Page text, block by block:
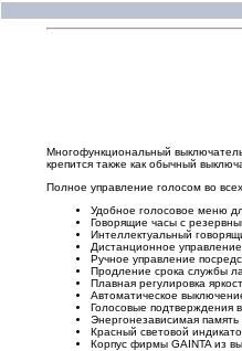
Многофункциональный
крепится также как обычный
Полное управление голосом во
Удобное голосовое меню
Говорящие часы с
Интеллектуальный
Дистанционное
Ручное управление
Продление срока службы
Плавная регулировка
Автоматическое
Голосовые подтверждения
Энергонезависимая память
Красный световой
Корпус фирмы GAINTA из